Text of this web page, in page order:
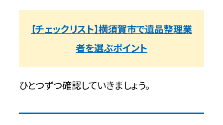
【チェックリスト】横須賀市で遺品整理業
者を選ぶポイント
ひとつずつ確認していきましょう。